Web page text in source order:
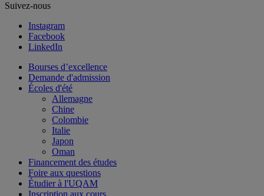
Suivez-nous
Instagram
Facebook
LinkedIn
Bourses d’excellence
Demande d'admission
Écoles d'été
Allemagne
Chine
Colombie
Italie
Japon
Oman
Financement des études
Foire aux questions
Étudier à l'UQAM
Inscription aux cours